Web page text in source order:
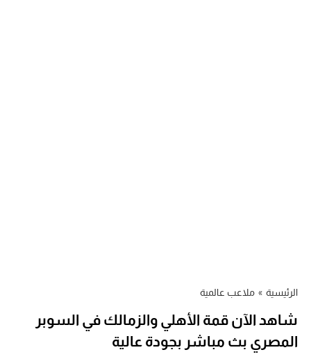
الرئيسية » ملاعب عالمية
شاهد الآن قمة الأهلي والزمالك في السوبر
المصري بث مباشر بجودة عالية